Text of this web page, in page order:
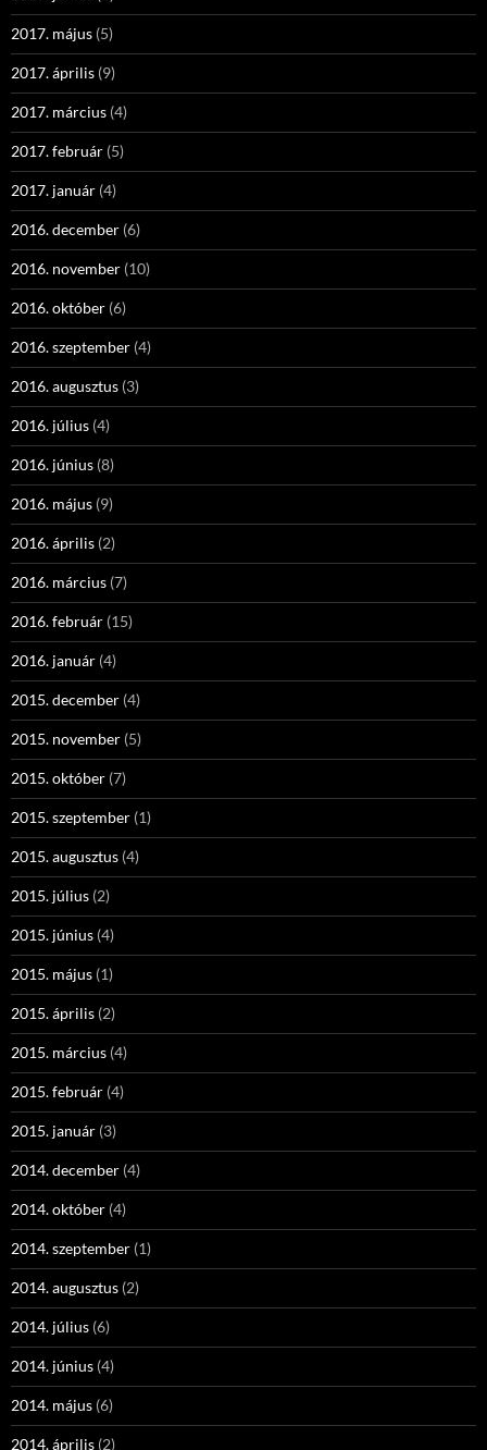
2017. május (5)
2017. április (9)
2017. március (4)
2017. február (5)
2017. január (4)
2016. december (6)
2016. november (10)
2016. október (6)
2016. szeptember (4)
2016. augusztus (3)
2016. július (4)
2016. június (8)
2016. május (9)
2016. április (2)
2016. március (7)
2016. február (15)
2016. január (4)
2015. december (4)
2015. november (5)
2015. október (7)
2015. szeptember (1)
2015. augusztus (4)
2015. július (2)
2015. június (4)
2015. május (1)
2015. április (2)
2015. március (4)
2015. február (4)
2015. január (3)
2014. december (4)
2014. október (4)
2014. szeptember (1)
2014. augusztus (2)
2014. július (6)
2014. június (4)
2014. május (6)
2014. április (2)